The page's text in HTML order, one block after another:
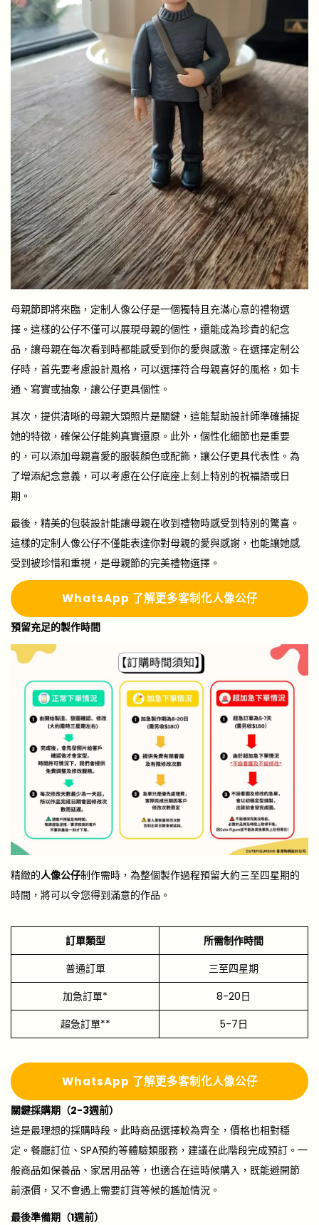
母親節即將來臨，定制人像公仔是一個獨特且充滿心意的禮物選
擇。這樣的公仔不僅可以展現母親的個性，還能成為珍貴的紀念
品，讓母親在每次看到時都能感受到你的愛與感激。在選擇定制公
仔時，首先要考慮設計風格，可以選擇符合母親喜好的風格，如卡
通、寫實或抽象，讓公仔更具個性。
其次，提供清晰的母親大頭照片是關鍵，這能幫助設計師準確捕捉
她的特徵，確保公仔能夠真實還原。此外，個性化細節也是重要
的，可以添加母親喜愛的服裝顏色或配飾，讓公仔更具代表性。為
了增添紀念意義，可以考慮在公仔底座上刻上特別的祝福語或日
期。
最後，精美的包裝設計能讓母親在收到禮物時感受到特別的驚喜。
這樣的定制人像公仔不僅能表達你對母親的愛與感謝，也能讓她感
受到被珍惜和重視，是母親節的完美禮物選擇。
WhatsApp 了解更多客制化人像公仔
預留充足的製作時間
精緻的人像公仔制作需時，為整個製作過程預留大約三至四星期的
時間，將可以令您得到滿意的作品。
訂單類型
所需制作時間
普通訂單
三至四星期
加急訂單*
8-20日
超急訂單**
5-7日
WhatsApp 了解更多客制化人像公仔
關鍵採購期（2-3週前）
這是最理想的採購時段。此時商品選擇較為齊全，價格也相對穩
定。餐廳訂位、SPA預約等體驗類服務，建議在此階段完成預訂。一
般商品如保養品、家居用品等，也適合在這時候購入，既能避開節
前漲價，又不會遇上需要訂貨等候的尷尬情況。
最後準備期（1週前）